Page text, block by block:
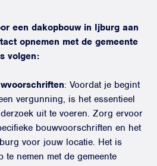
een dakopbouw in Ijburg aan
opnemen met de gemeente
volgen:
: Voordat je begint
vergunning, is het essentieel
uit te voeren. Zorg ervoor
bouwvoorschriften en het
voor jouw locatie. Het is
te nemen met de gemeente